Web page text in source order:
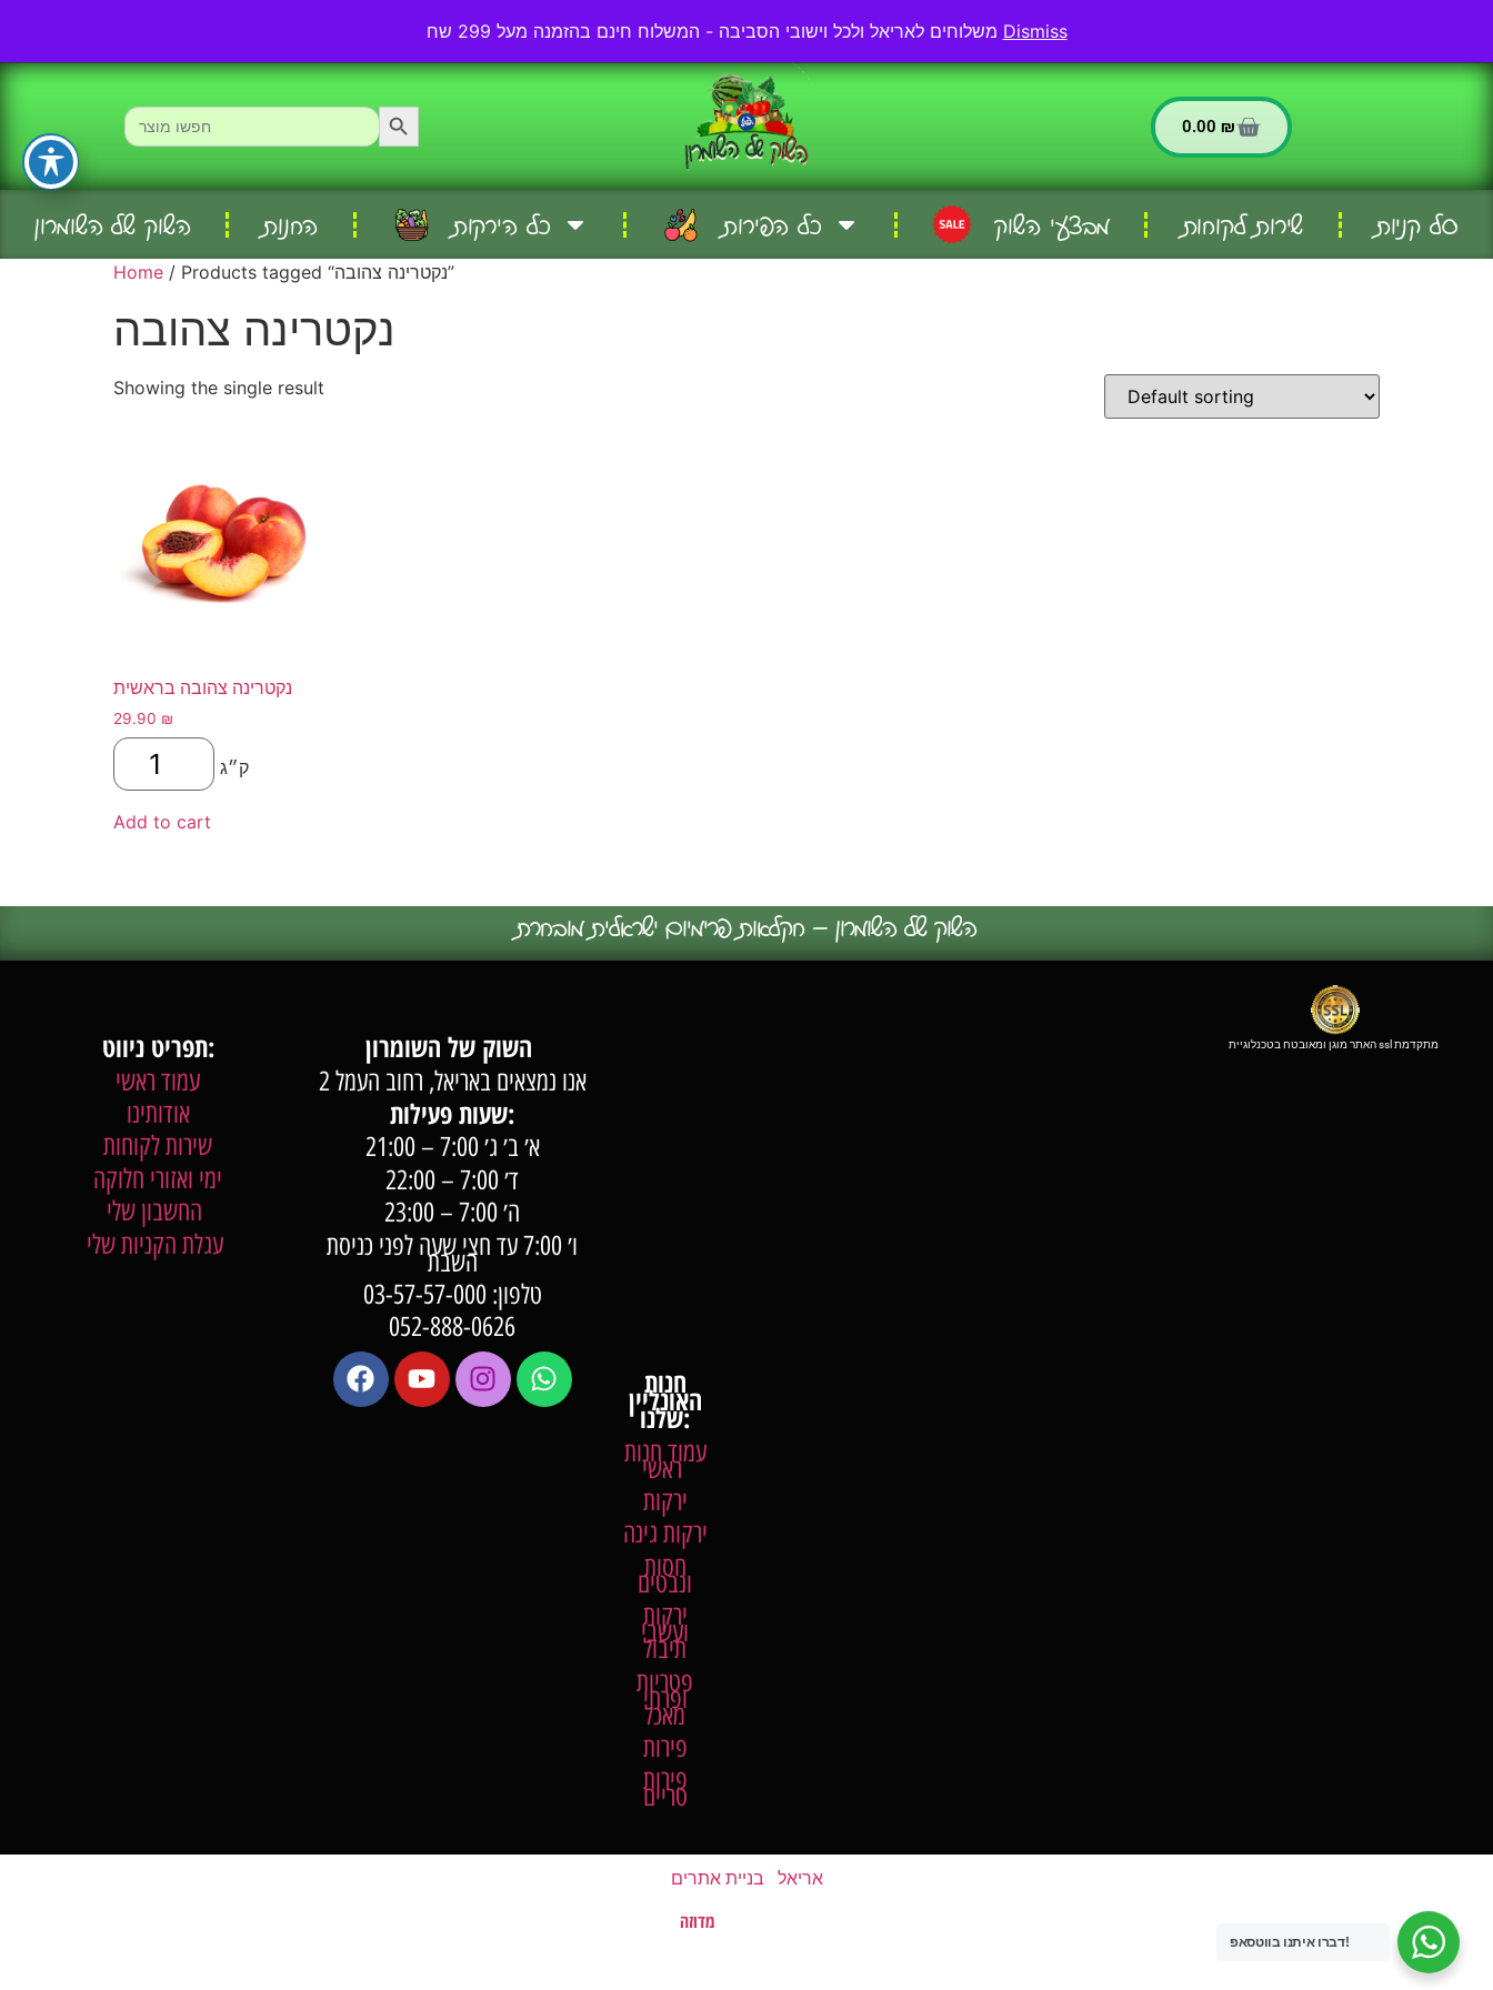
Dismiss
03-57-57-000
Search
for:
Search Button
0.00 ₪
השוק של השומרון החנות כל הירקות כל הפירות מבצעי השוק שירות לקוחות סל קניות
Home / Products tagged “נקטרינה צהובה”
נקטרינה צהובה
Showing the single result
נקטרינה צהובה בראשית
29.90 ₪
ק״ג
Add to cart
השוק של השומרון – חקלאות פרימיום ישראלית מובחרת
תפריט ניווט:
עמוד ראשי
אודותינו
שירות לקוחות
ימי ואזורי חלוקה
עגלת הקניות שלי
אנו נמצאים באריאל, רחוב העמל 2
שעות פעילות:
א׳ ב׳ ג׳ 7:00 – 21:00
ד׳ 7:00 – 22:00
ה׳ 7:00 – 23:00
ו׳ 7:00 עד חצי שעה לפני כניסת
השבת
טלפון: 03-57-57-000
052-888-0626
חנות
האונליין
שלנו:
עמוד חנות
ראשי
ירקות
ירקות גינה
חסות
ונבטים
ירקות
ועשבי
תיבול
פטריות
ופרחי
מאכל
פירות
פירות
טריים
אריאל בניית אתרים
האתר נבנה על ידימדוזה
דברו איתנו בווטסאפ!